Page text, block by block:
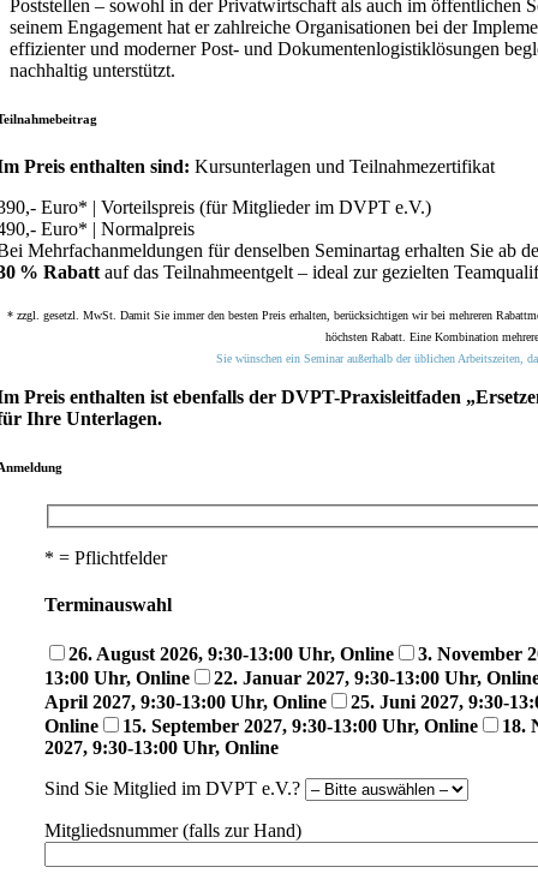
Poststellen – sowohl in der Privatwirtschaft als auch im öffentlichen
seinem Engagement hat er zahlreiche Organisationen bei der
effizienter und moderner Post- und Dokumentenlogistiklösungen
nachhaltig unterstützt.
Preis enthalten sind: Kursunterlagen und Teilnahmezertifikat
Euro* | Vorteilspreis (für Mitglieder im DVPT e.V.)
Euro* | Normalpreis
Mehrfachanmeldungen für denselben Seminartag erhalten Sie ab
% Rabatt auf das Teilnahmeentgelt – ideal zur gezielten
* zzgl. gesetzl. MwSt. Damit Sie immer den besten Preis erhalten, berücksichtigen wir bei mehreren
höchsten Rabatt. Eine Kombination
Sie wünschen ein Seminar außerhalb der üblichen Arbeitszeiten,
Preis enthalten ist ebenfalls der DVPT-Praxisleitfaden
Ihre Unterlagen.
* = Pflichtfelder
Terminauswahl
26. August 2026, 9:30-13:00 Uhr, Online
3. November
13:00 Uhr, Online
22. Januar 2027, 9:30-13:00 Uhr,
April 2027, 9:30-13:00 Uhr, Online
25. Juni 2027, 9:30-
Online
15. September 2027, 9:30-13:00 Uhr, Online
18.
2027, 9:30-13:00 Uhr, Online
Sind Sie Mitglied im DVPT e.V.?
Mitgliedsnummer (falls zur Hand)